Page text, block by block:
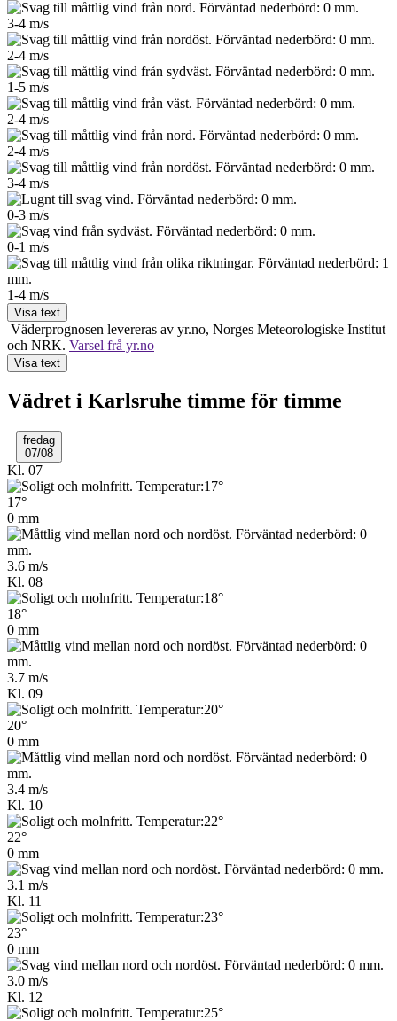
3-4 m/s
2-4 m/s
1-5 m/s
2-4 m/s
2-4 m/s
3-4 m/s
0-3 m/s
0-1 m/s
1-4 m/s
Visa text
Väderprognosen levereras av yr.no, Norges Meteo­rologiske Institut
och NRK. Varsel frå yr.no
Visa text
Vädret i Karlsruhe timme för timme
fredag
07/08
Kl. 07
17°
0 mm
3.6 m/s
Kl. 08
18°
0 mm
3.7 m/s
Kl. 09
20°
0 mm
3.4 m/s
Kl. 10
22°
0 mm
3.1 m/s
Kl. 11
23°
0 mm
3.0 m/s
Kl. 12